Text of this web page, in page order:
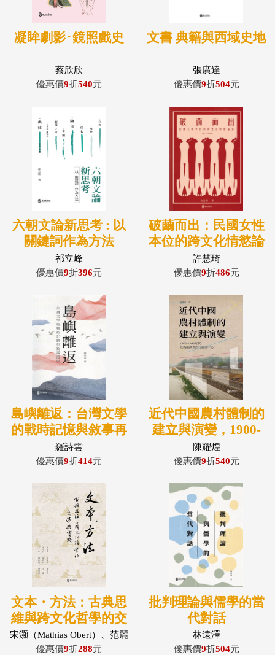
凝眸劇影･鏡照戲史
蔡欣欣
優惠價9折540元
文書 典籍與西域史地
張廣達
優惠價9折504元
六朝文論新思考 : 以
關鍵詞作為方法
祁立峰
優惠價9折396元
破繭而出：民國女性
本位的跨文化情慾論
述（1912-1949）
許慧琦
優惠價9折486元
島嶼離返：台灣文學
的戰時記憶與敘事再
現
羅詩雲
優惠價9折414元
近代中國農村體制的
建立與演變，1900-
1980年代：以滿鐵調
查的村莊為中心
陳耀煌
優惠價9折540元
文本・方法：古典思
維與跨文化哲學的交
涉與實踐
宋灝（Mathias Obert）、范麗
梅、鄧敦民、林俊臣、王
優惠價9折288元
批判理論與儒學的當
代對話
林遠澤
優惠價9折504元